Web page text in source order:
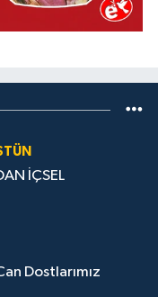
İÇSEL
Dostlarımız